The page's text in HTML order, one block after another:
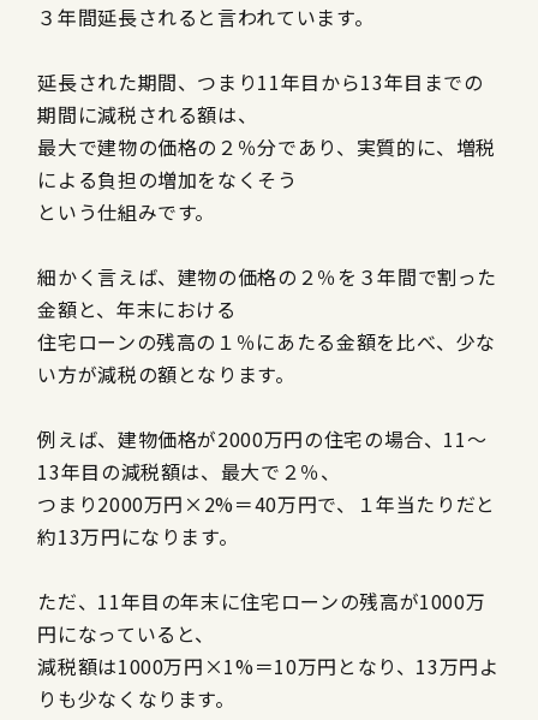
３年間延長されると言われています。
延長された期間、つまり11年目から13年目までの
期間に減税される額は、
最大で建物の価格の２％分であり、実質的に、増税
による負担の増加をなくそう
という仕組みです。
細かく言えば、建物の価格の２％を３年間で割った
金額と、年末における
住宅ローンの残高の１％にあたる金額を比べ、少な
い方が減税の額となります。
例えば、建物価格が2000万円の住宅の場合、 11～
13年目の減税額は、最大で２％、
つまり2000万円 ×2%＝40万円で、１年当たりだと
約13万円になります。
ただ、 11年目の年末に住宅ローンの残高が1000万
円になっていると、
減税額は1000万円 ×1%＝10万円となり、 13万円よ
りも少なくなります。